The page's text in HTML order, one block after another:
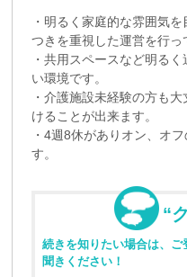
・明るく家庭的な雰囲気
つきを重視した運営を行っ
・共用スペースなど明る
い環境です。
・介護施設未経験の方も
けることが出来ます。
・4週8休がありオン、オ
す。
“
続きを知りたい場合は、
聞きください！